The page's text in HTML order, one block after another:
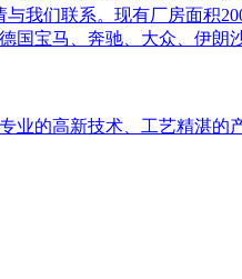
业的高新技术、工艺精湛